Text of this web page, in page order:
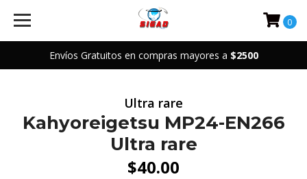
Envíos Gratuitos en compras mayores a $2500
0
Ultra rare
Kahyoreigetsu MP24-EN266
Ultra rare
$40.00